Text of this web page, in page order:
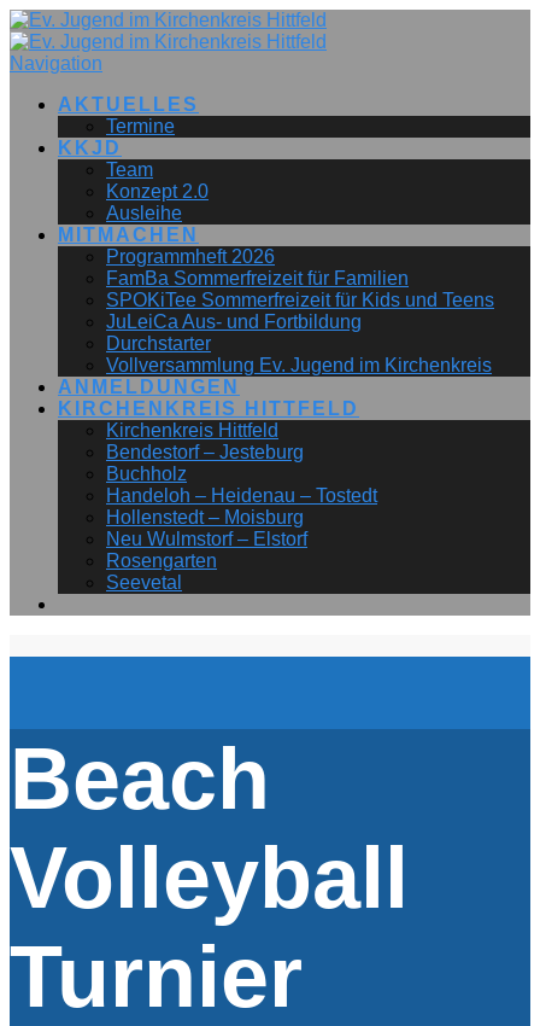
Navigation
AKTUELLES
Termine
KKJD
Team
Konzept 2.0
Ausleihe
MITMACHEN
Programmheft 2026
FamBa Sommerfreizeit für Familien
SPOKiTee Sommerfreizeit für Kids und Teens
JuLeiCa Aus- und Fortbildung
Durchstarter
Vollversammlung Ev. Jugend im Kirchenkreis
ANMELDUNGEN
KIRCHENKREIS HITTFELD
Kirchenkreis Hittfeld
Bendestorf – Jesteburg
Buchholz
Handeloh – Heidenau – Tostedt
Hollenstedt – Moisburg
Neu Wulmstorf – Elstorf
Rosengarten
Seevetal
Beach
Volleyball
Turnier